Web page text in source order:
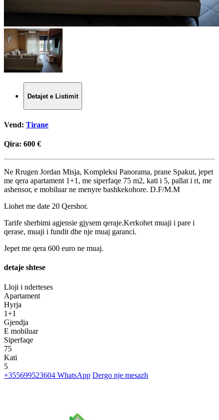
Detajet e Listimit
Vend: Tirane
Qira: 600 €
Ne Rrugen Jordan Misja, Kompleksi Panorama, prane Spakut, jepet
me qera apartament 1+1, me siperfaqe 75 m2, kati i 5, pallat i ri, me
ashensor, e mobiluar ne menyre bashkekohore. D.F/M.M
Liohet me date 20 Qershor.
Tarife sherbimi agjensie gjysem qeraje.Kerkohet muaji i pare i
qerase, muaji i fundit dhe nje muaj garanci.
Jepet me qera 600 euro ne muaj.
detaje shtese
Lloji i nderteses
Apartament
Hyrja
1+1
Gjendja
E mobiluar
Siperfaqe
75
Kati
5
+355699523604 WhatsApp Dergo nje mesazh